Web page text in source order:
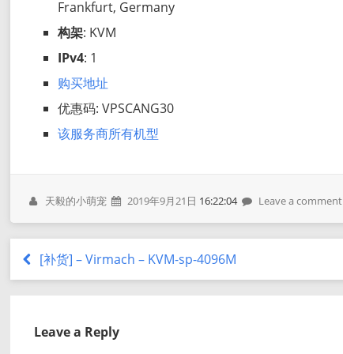
Frankfurt, Germany
构架: KVM
IPv4: 1
购买地址
优惠码: VPSCANG30
该服务商所有机型
天毅的小萌宠 2019年9月21日 16:22:04 Leave a comment
[补货] – Virmach – KVM-sp-4096M
Leave a Reply